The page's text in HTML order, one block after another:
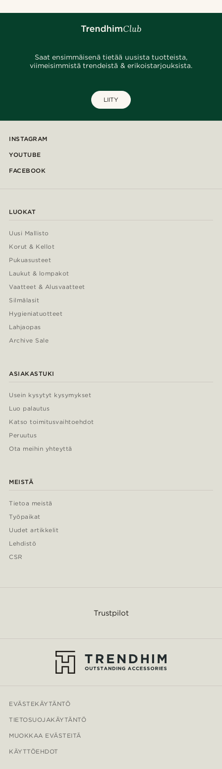
Saat ensimmäisenä tietää uusista tuotteista,
viimeisimmistä trendeistä & erikoistarjouksista.
LIITY
INSTAGRAM
YOUTUBE
FACEBOOK
LUOKAT
Uusi Mallisto
Korut & Kellot
Pukuasusteet
Laukut & lompakot
Vaatteet & Alusvaatteet
Silmälasit
Hygieniatuotteet
Lahjaopas
Archive Sale
ASIAKASTUKI
Usein kysytyt kysymykset
Luo palautus
Katso toimitusvaihtoehdot
Peruutus
Ota meihin yhteyttä
MEISTÄ
Tietoa meistä
Työpaikat
Uudet artikkelit
Lehdistö
CSR
Trustpilot
EVÄSTEKÄYTÄNTÖ
TIETOSUOJAKÄYTÄNTÖ
MUOKKAA EVÄSTEITÄ
KÄYTTÖEHDOT